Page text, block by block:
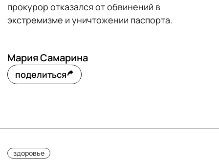
прокурор отказался от обвинений в
экстремизме и уничтожении паспорта.
Мария Самарина
поделиться
здоровье